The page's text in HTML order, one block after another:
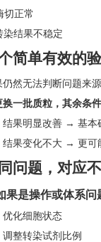
切正常
染结果不稳定
简单有效的
仍然无法判断问题来
换一批质粒，其余条
结果明显改善 → 基本
结果变化不大 → 更可
问题，对应
果是操作或体系问
优化细胞状态
调整转染试剂比例